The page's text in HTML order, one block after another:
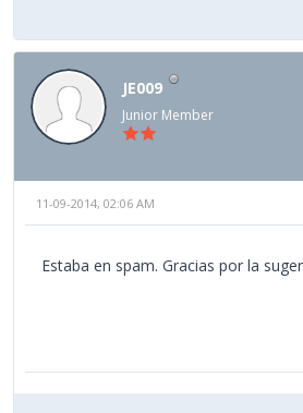
JE009
Junior Member
11-09-2014, 02:06 AM
Estaba en spam. Gracias por la